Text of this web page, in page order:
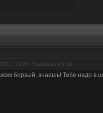
12:29 | Сообщение # 31
борзый, знаешь! Тебе надо в